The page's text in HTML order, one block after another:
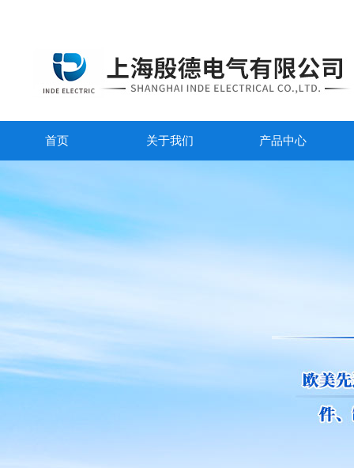
首页 关于我们 产品中心